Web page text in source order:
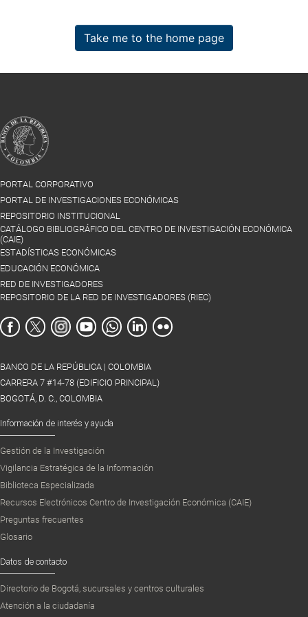
Take me to the home page
PORTAL CORPORATIVO
PORTAL DE INVESTIGACIONES ECONÓMICAS
REPOSITORIO INSTITUCIONAL
CATÁLOGO BIBLIOGRÁFICO DEL CENTRO DE INVESTIGACIÓN ECONÓMICA
(CAIE)
ESTADÍSTICAS ECONÓMICAS
EDUCACIÓN ECONÓMICA
RED DE INVESTIGADORES
REPOSITORIO DE LA RED DE INVESTIGADORES (RIEC)
BANCO DE LA REPÚBLICA | COLOMBIA
CARRERA 7 #14-78 (EDIFICIO PRINCIPAL)
BOGOTÁ, D. C., COLOMBIA
Información de interés y ayuda
Gestión de la Investigación
Vigilancia Estratégica de la Información
Biblioteca Especializada
Recursos Electrónicos Centro de Investigación Económica (CAIE)
Preguntas frecuentes
Glosario
Datos de contacto
Directorio de Bogotá, sucursales y centros culturales
Atención a la ciudadanía